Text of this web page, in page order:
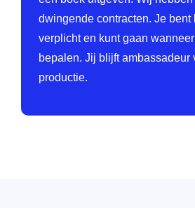
dwingende contracten. Je bent
verplicht en kunt gaan
bepalen. Jij blijft ambassadeur
productie.